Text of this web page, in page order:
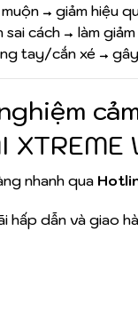
→ giảm hiệu
sai cách → làm
tay/cắn xé →
XTREME
nhanh qua
hấp dẫn và giao